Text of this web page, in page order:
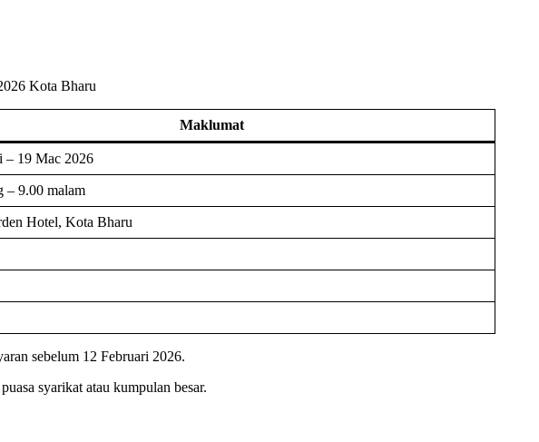
Maklumat
– 19 Mac 2026
– 9.00 malam
Hotel, Kota Bharu
sebelum 12 Februari 2026.
syarikat atau kumpulan besar.